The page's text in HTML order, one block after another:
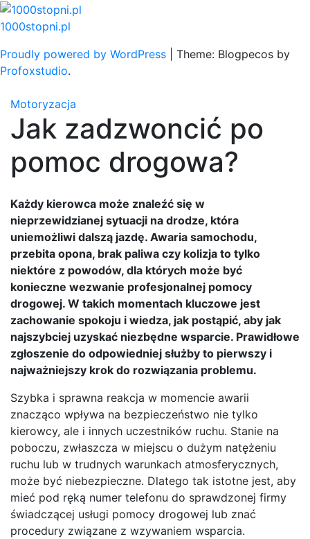
Skip
to
1000stopni.pl
Proudly powered by WordPress
Theme: Blogpecos by
Profoxstudio.
Motoryzacja
Jak zadzwoncić po
pomoc drogowa?
Każdy kierowca może znaleźć się w
nieprzewidzianej sytuacji na drodze, która
uniemożliwi dalszą jazdę. Awaria samochodu,
przebita opona, brak paliwa czy kolizja to tylko
niektóre z powodów, dla których może być
konieczne wezwanie profesjonalnej pomocy
drogowej. W takich momentach kluczowe jest
zachowanie spokoju i wiedza, jak postąpić, aby jak
najszybciej uzyskać niezbędne wsparcie. Prawidłowe
zgłoszenie do odpowiedniej służby to pierwszy i
najważniejszy krok do rozwiązania problemu.
Szybka i sprawna reakcja w momencie awarii
znacząco wpływa na bezpieczeństwo nie tylko
kierowcy, ale i innych uczestników ruchu. Stanie na
poboczu, zwłaszcza w miejscu o dużym natężeniu
ruchu lub w trudnych warunkach atmosferycznych,
może być niebezpieczne. Dlatego tak istotne jest, aby
mieć pod ręką numer telefonu do sprawdzonej firmy
świadczącej usługi pomocy drogowej lub znać
procedury związane z wzywaniem wsparcia.